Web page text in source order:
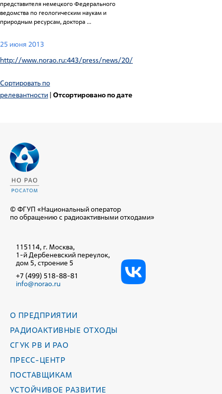
представителя немецкого Федерального
ведомства по геологическим наукам и
природным ресурсам, доктора ...
25 июня 2013
http://www.norao.ru:443/press/news/20/
Сортировать по
релевантности | Отсортировано по дате
© ФГУП «Национальный оператор
по обращению с радиоактивными отходами»
115114, г. Москва,
1-й Дербеневский переулок,
дом 5, строение 5
+7 (499) 518-88-81
info@norao.ru
О ПРЕДПРИЯТИИ
РАДИОАКТИВНЫЕ ОТХОДЫ
СГУК РВ И РАО
ПРЕСС-ЦЕНТР
ПОСТАВЩИКАМ
УСТОЙЧИВОЕ РАЗВИТИЕ